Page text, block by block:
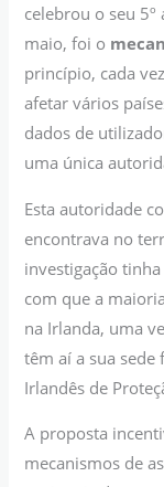
celebrou o seu
maio, foi o
princípio, cada
afetar vários
dados de
uma única
Esta autoridade
encontrava no
investigação
com que a
na Irlanda, uma
têm aí a sua sede
Irlandês de
A proposta
mecanismos de